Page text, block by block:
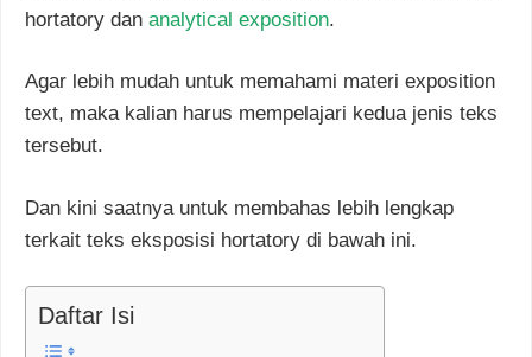
hortatory dan analytical exposition.
Agar lebih mudah untuk memahami materi exposition
text, maka kalian harus mempelajari kedua jenis teks
tersebut.
Dan kini saatnya untuk membahas lebih lengkap
terkait teks eksposisi hortatory di bawah ini.
Daftar Isi